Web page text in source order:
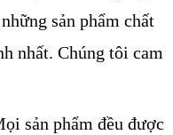
sản phẩm chất
nhất. Chúng tôi cam
sản phẩm đều được